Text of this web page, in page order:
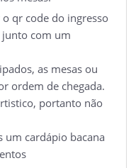
qr code do ingresso
junto com um
as mesas ou
ordem de chegada.
portanto não
cardápio bacana